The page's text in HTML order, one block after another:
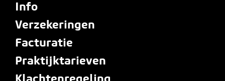
Info
Verzekeringen
Facturatie
Praktijktarieven